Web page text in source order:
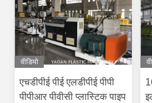
वीडियो
एचडीपीई पीई एलडीपीई पीपी
पीपीआर पीवीसी प्लास्टिक पाइप